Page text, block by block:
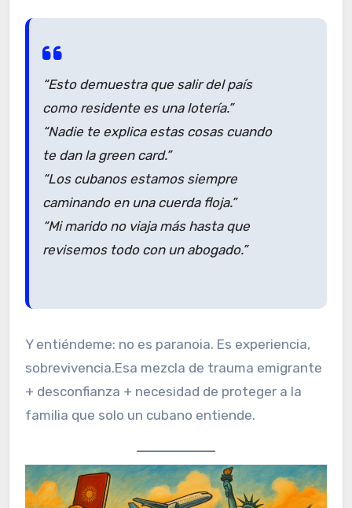
“Esto demuestra que salir del país
como residente es una lotería.”
“Nadie te explica estas cosas cuando
te dan la green card.”
“Los cubanos estamos siempre
caminando en una cuerda floja.”
“Mi marido no viaja más hasta que
revisemos todo con un abogado.”
Y entiéndeme: no es paranoia. Es experiencia,
sobrevivencia.Esa mezcla de trauma emigrante
+ desconfianza + necesidad de proteger a la
familia que solo un cubano entiende.